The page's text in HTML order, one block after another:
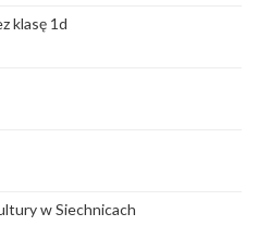
klasę 1d
w Siechnicach